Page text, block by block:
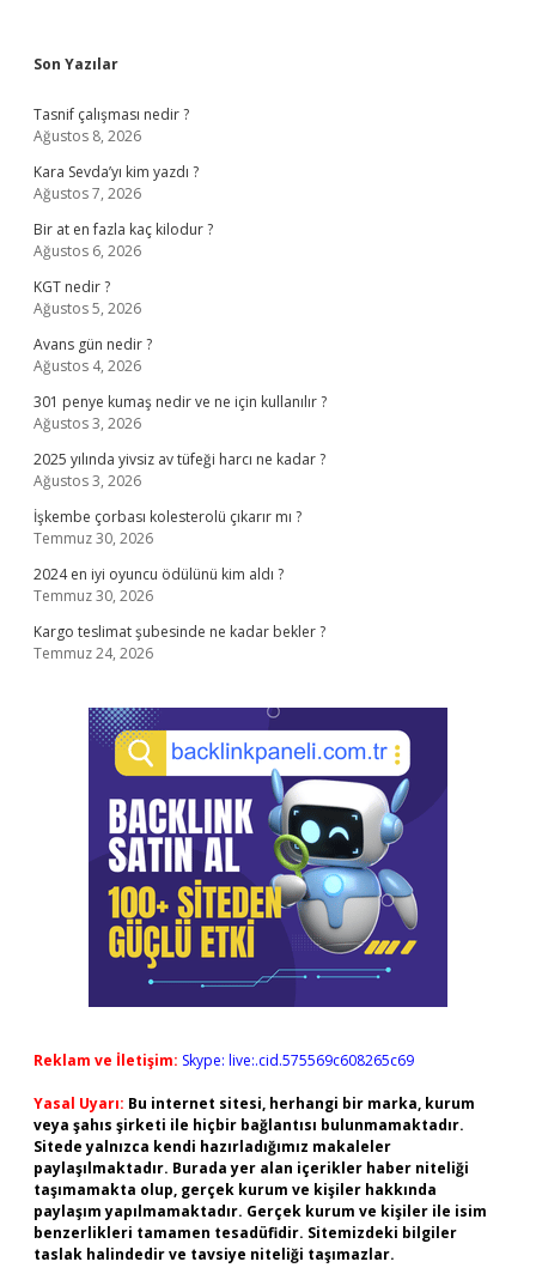
Sidebar
Son Yazılar
Tasnif çalışması nedir ?
Ağustos 8, 2026
Kara Sevda’yı kim yazdı ?
Ağustos 7, 2026
Bir at en fazla kaç kilodur ?
Ağustos 6, 2026
KGT nedir ?
Ağustos 5, 2026
Avans gün nedir ?
Ağustos 4, 2026
301 penye kumaş nedir ve ne için kullanılır ?
Ağustos 3, 2026
2025 yılında yivsiz av tüfeği harcı ne kadar ?
Ağustos 3, 2026
İşkembe çorbası kolesterolü çıkarır mı ?
Temmuz 30, 2026
2024 en iyi oyuncu ödülünü kim aldı ?
Temmuz 30, 2026
Kargo teslimat şubesinde ne kadar bekler ?
Temmuz 24, 2026
Reklam ve İletişim: Skype: live:.cid.575569c608265c69
Yasal Uyarı: Bu internet sitesi, herhangi bir marka, kurum
veya şahıs şirketi ile hiçbir bağlantısı bulunmamaktadır.
Sitede yalnızca kendi hazırladığımız makaleler
paylaşılmaktadır. Burada yer alan içerikler haber niteliği
taşımamakta olup, gerçek kurum ve kişiler hakkında
paylaşım yapılmamaktadır. Gerçek kurum ve kişiler ile isim
benzerlikleri tamamen tesadüfidir. Sitemizdeki bilgiler
taslak halindedir ve tavsiye niteliği taşımazlar.